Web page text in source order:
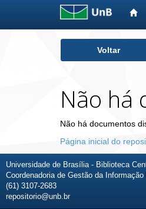
Voltar
Não há
Não há documentos
Página inicial do
Universidade de Brasília - Biblioteca
Coordenadoria de Gestão da
(61) 3107-2683
repositorio@unb.br